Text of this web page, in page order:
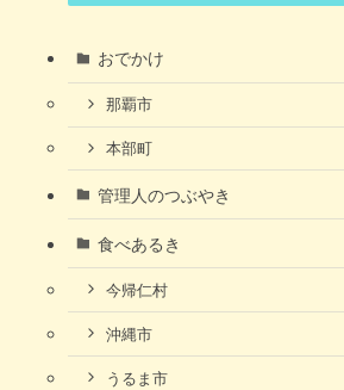
おでかけ
那覇市
本部町
管理人のつぶやき
食べあるき
今帰仁村
沖縄市
うるま市